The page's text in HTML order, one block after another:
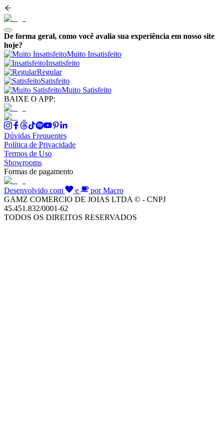
De forma geral, como você avalia sua experiência em nosso site
hoje?
Muito Insatisfeito
Insatisfeito
Regular
Satisfeito
Muito Satisfeito
BAIXE O APP:
Dúvidas Frequentes
Política de Privacidade
Termos de Uso
Showrooms
Formas de pagamento
Desenvolvido com e
por Macro
GAMZ COMERCIO DE JOIAS LTDA © - CNPJ
45.451.832/0001-62
TODOS OS DIREITOS RESERVADOS